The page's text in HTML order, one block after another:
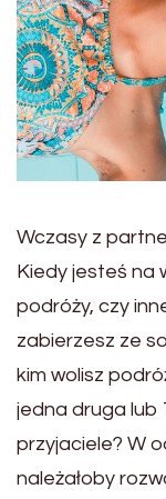
Wczasy z
Kiedy jesteś na
podróży, czy
zabierzesz ze
kim wolisz
jedna druga lub
przyjaciele? W
należałoby